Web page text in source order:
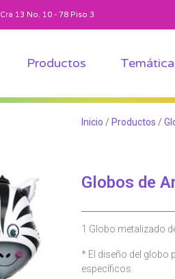
Cra 13 No. 10 - 78 Piso 3
Productos
Inicio / Productos /
Globos de
1 Globo metalizado
* El diseño del globo
específicos.